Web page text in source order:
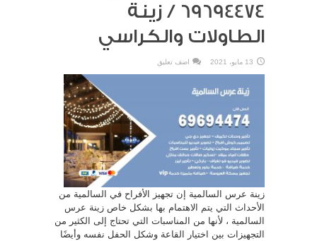
69694474 / زينة
الطاولات والكراسي
13 مايو، 2021 اضف تعليق
زينة عرس السالمية إن تجهيز الأفراح في السالمية من
الأحداث التي يتم الاهتمام بها بشكل خاص زينة عرس
السالمية ، لأنها من المناسبات التي تحتاج إلى الكثير من
التجهيزات بين اختيار القاعة وشكل الحفل نفسه وأيضًا